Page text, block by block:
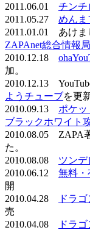
2011.06.01 チンチ
2011.05.27 めんま
2011.01.01 あけま
ZAPAnet総合情報局
2010.12.18
加。
2010.12.13
ようチューブを更
2010.09.13 ポケ
ブラックホワイト
2010.08.05 ZAPA
た。
2010.08.08 ツンデ
2010.06.12 無料・
開
2010.04.28
ドラ
売
2010.04.08
ドラ